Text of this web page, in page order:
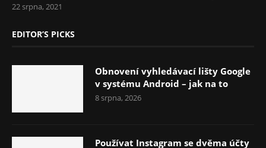
22 srpna, 2021
EDITOR’S PICKS
Obnovení vyhledávací lišty Google
v systému Android – jak na to
8 srpna, 2026
Používat Instagram se dvěma účty